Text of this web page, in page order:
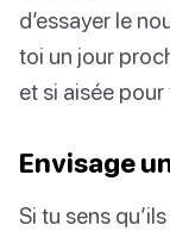
d’essayer le
toi un jour
et si aisée pour
Envisage
Si tu sens